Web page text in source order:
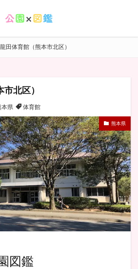
龍田体育館（熊本市北区）
北区）
本県 体育館
熊本県
図鑑